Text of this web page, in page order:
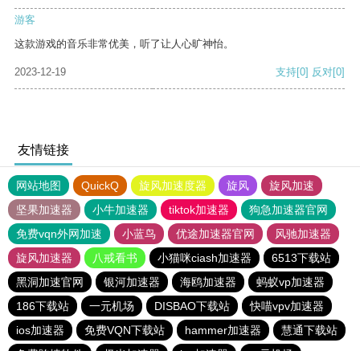
游客
这款游戏的音乐非常优美，听了让人心旷神怡。
2023-12-19 支持[0] 反对[0]
友情链接
网站地图 QuickQ 旋风加速度器 旋风
旋风加速
坚果加速器
小牛加速器 tiktok加速器
狗急加速器官网
免费vqn外网加速
小蓝鸟 优途加速器官网
风驰加速器
旋风加速器
八戒看书 小猫咪ciash加速器
6513下载站
黑洞加速官网
银河加速器 海鸥加速器
蚂蚁vp加速器
186下载站
一元机场 DISBAO下载站
快喵vpv加速器
ios加速器
免费VQN下载站 hammer加速器
慧通下载站